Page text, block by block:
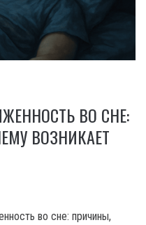
ВО СНЕ:
ВОЗНИКАЕТ
во сне: причины,